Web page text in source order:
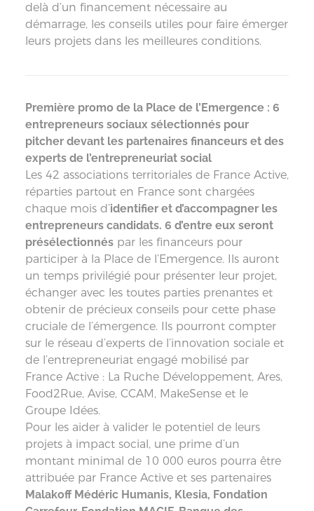
delà d’un financement nécessaire au
démarrage, les conseils utiles pour faire émerger
leurs projets dans les meilleures conditions.
Première promo de la Place de l’Emergence : 6
entrepreneurs sociaux sélectionnés pour
pitcher devant les partenaires financeurs et des
experts de l’entrepreneuriat social
Les 42 associations territoriales de France Active,
réparties partout en France sont chargées
chaque mois d’identifier et d’accompagner les
entrepreneurs candidats. 6 d’entre eux seront
présélectionnéspar les financeurs pour
participer à la Place de l’Emergence. Ils auront
un temps privilégié pour présenter leur projet,
échanger avec les toutes parties prenantes et
obtenir de précieux conseils pour cette phase
cruciale de l’émergence. Ils pourront compter
sur le réseau d’experts de l’innovation sociale et
de l’entrepreneuriat engagé mobilisé par
France Active : La Ruche Développement, Ares,
Food2Rue, Avise, CCAM, MakeSense et le
Groupe Idées.
Pour les aider à valider le potentiel de leurs
projets à impact social, une prime d’un
montant minimal de 10 000 euros pourra être
attribuée par France Active et ses partenaires
Malakoff Médéric Humanis, Klesia, Fondation